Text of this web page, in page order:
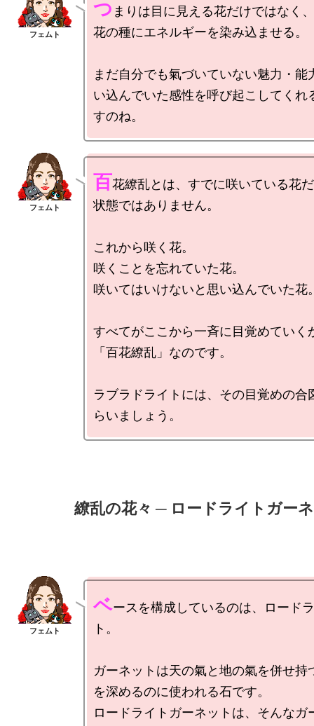
つ まりは目に見える花だけではなく
花の種にエネルギーを染み込ませる。
まだ自分でも氣づいていない魅力・能
い込んでいた感性を呼び起こしてくれ
百花繚乱とは、すでに咲いている花
状態ではありません。
これから咲く花。
咲くことを忘れていた花。
咲いてはいけないと思い込んでいた花
すべてがここから一斉に目覚めていく
「百花繚乱」なのです。
ラブラドライトには、その目覚めの合
ベースを構成しているのは、ロード
ト。
ガーネットは天の氣と地の氣を併せ持
を深めるのに使われる石です。
ロードライトガーネットは、そんなガ